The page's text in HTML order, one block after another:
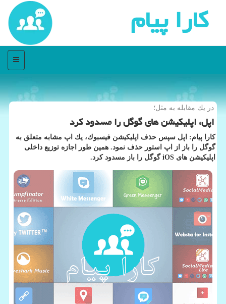
كارا پیام
منو
در یك مقابله به مثل؛
اپل، اپلیكیشن های گوگل را مسدود كرد
كارا پیام: اپل سپس حذف اپلیكیشن فیسبوك، یك اپ مشابه متعلق به
گوگل را باز از اپ استور حذف نمود. همین طور اجازه توزیع داخلی
اپلیكیشن های iOS گوگل را باز مسدود كرد.